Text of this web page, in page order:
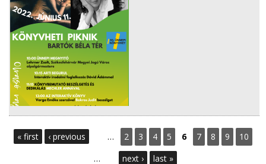
P« first ‹ previous … 2 3 4 5 6 7 8 9
10
…
next › last »